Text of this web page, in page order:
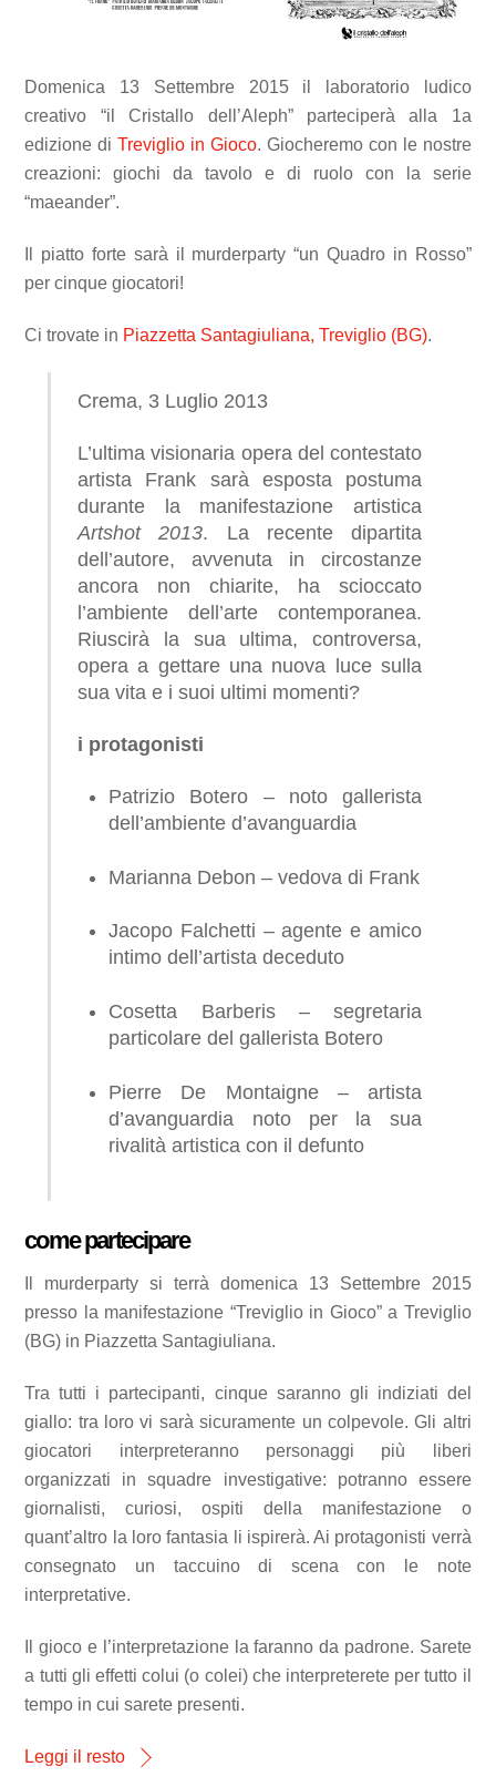
Domenica 13 Settembre 2015 il laboratorio ludico
creativo “il Cristallo dell’Aleph” parteciperà alla 1a
edizione diTreviglio in Gioco. Giocheremo con le nostre
creazioni: giochi da tavolo e di ruolo con la serie
“maeander”.
Il piatto forte sarà il murderparty “un Quadro in Rosso”
per cinque giocatori!
Ci trovate in Piazzetta Santagiuliana, Treviglio (BG).
Crema, 3 Luglio 2013
L’ultima visionaria opera del contestato
artista Frank sarà esposta postuma
durante la manifestazione artistica
Artshot 2013. La recente dipartita
dell’autore, avvenuta in circostanze
ancora non chiarite, ha scioccato
l’ambiente dell’arte contemporanea.
Riuscirà la sua ultima, controversa,
opera a gettare una nuova luce sulla
sua vita e i suoi ultimi momenti?
i protagonisti
Patrizio Botero – noto gallerista
dell’ambiente d’avanguardia
Marianna Debon – vedova di Frank
Jacopo Falchetti – agente e amico
intimo dell’artista deceduto
Cosetta Barberis – segretaria
particolare del gallerista Botero
Pierre De Montaigne – artista
d’avanguardia noto per la sua
rivalità artistica con il defunto
come partecipare
Il murderparty si terrà domenica 13 Settembre 2015
presso la manifestazione “Treviglio in Gioco” a Treviglio
(BG) in Piazzetta Santagiuliana.
Tra tutti i partecipanti, cinque saranno gli indiziati del
giallo: tra loro vi sarà sicuramente un colpevole. Gli altri
giocatori interpreteranno personaggi più liberi
organizzati in squadre investigative: potranno essere
giornalisti, curiosi, ospiti della manifestazione o
quant’altro la loro fantasia li ispirerà. Ai protagonisti verrà
consegnato un taccuino di scena con le note
interpretative.
Il gioco e l’interpretazione la faranno da padrone. Sarete
a tutti gli effetti colui (o colei) che interpreterete per tutto il
tempo in cui sarete presenti.
Leggi il resto